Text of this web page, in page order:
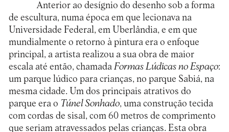
Anterior ao desígnio do desenho sob a forma
de escultura, numa época em que lecionava na
Universidade Federal, em Uberlândia, e em que
mundialmente o retorno à pintura era o enfoque
principal, a artista realizou a sua obra de maior
escala até então, chamadaFormas Lúdicas no Espaço:
um parque lúdico para crianças, no parque Sabiá, na
mesma cidade. Um dos principais atrativos do
parque era o Túnel Sonhado, uma construção tecida
com cordas de sisal, com 60 metros de comprimento
que seriam atravessados pelas crianças. Esta obra